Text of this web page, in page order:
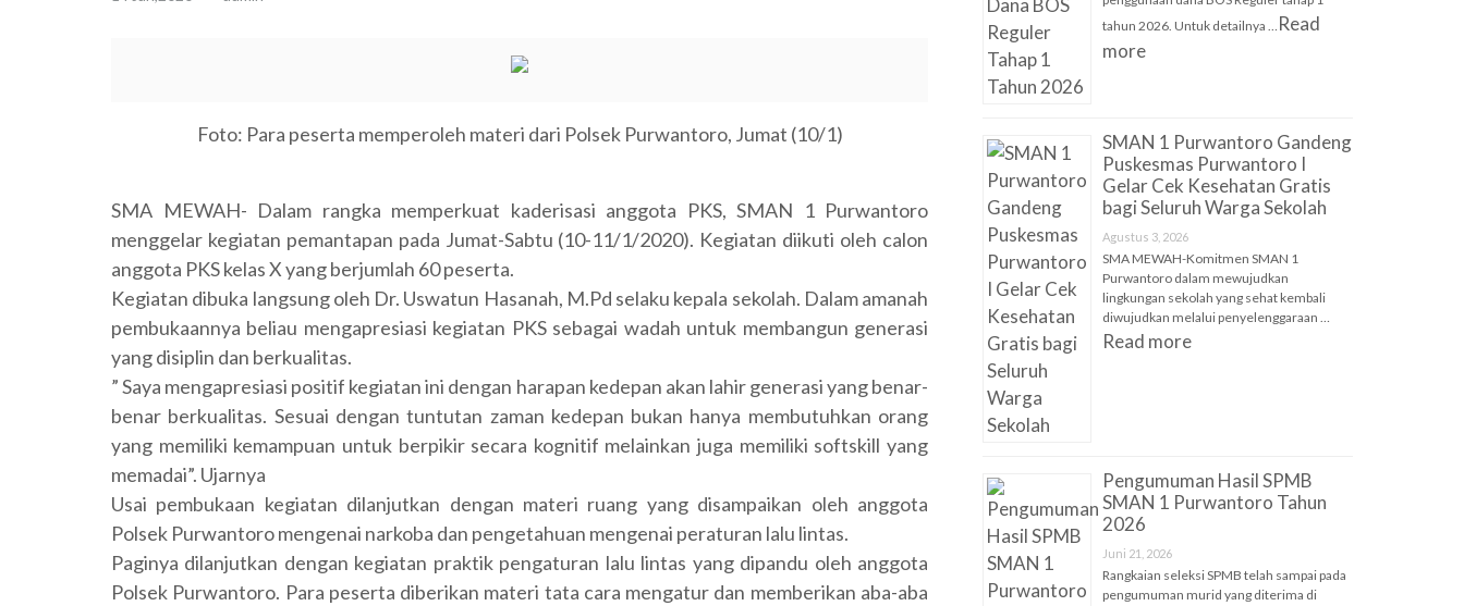
Foto: Para peserta memperoleh materi dari Polsek Purwantoro, Jumat (10/1)
SMA MEWAH- Dalam rangka memperkuat kaderisasi anggota PKS, SMAN 1 Purwantoro
menggelar kegiatan pemantapan pada Jumat-Sabtu (10-11/1/2020). Kegiatan diikuti oleh calon
anggota PKS kelas X yang berjumlah 60 peserta.
Kegiatan dibuka langsung oleh Dr. Uswatun Hasanah, M.Pd selaku kepala sekolah. Dalam amanah
pembukaannya beliau mengapresiasi kegiatan PKS sebagai wadah untuk membangun generasi
yang disiplin dan berkualitas.
” Saya mengapresiasi positif kegiatan ini dengan harapan kedepan akan lahir generasi yang benar-
benar berkualitas. Sesuai dengan tuntutan zaman kedepan bukan hanya membutuhkan orang
yang memiliki kemampuan untuk berpikir secara kognitif melainkan juga memiliki softskill yang
memadai”. Ujarnya
Usai pembukaan kegiatan dilanjutkan dengan materi ruang yang disampaikan oleh anggota
Polsek Purwantoro mengenai narkoba dan pengetahuan mengenai peraturan lalu lintas.
Paginya dilanjutkan dengan kegiatan praktik pengaturan lalu lintas yang dipandu oleh anggota
Polsek Purwantoro. Para peserta diberikan materi tata cara mengatur dan memberikan aba-aba
tahun 2026. Untuk detailnya … Read
more
SMAN 1 Purwantoro Gandeng
Puskesmas Purwantoro I
Gelar Cek Kesehatan Gratis
bagi Seluruh Warga Sekolah
Agustus 3, 2026
SMA MEWAH-Komitmen SMAN 1
Purwantoro dalam mewujudkan
lingkungan sekolah yang sehat kembali
diwujudkan melalui penyelenggaraan …
Read more
Pengumuman Hasil SPMB
SMAN 1 Purwantoro Tahun
2026
Juni 21, 2026
Rangkaian seleksi SPMB telah sampai pada
pengumuman murid yang diterima di